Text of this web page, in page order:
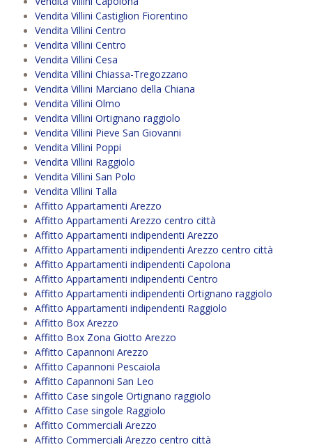
Vendita Villini Castiglion Fiorentino
Vendita Villini Centro
Vendita Villini Centro
Vendita Villini Cesa
Vendita Villini Chiassa-Tregozzano
Vendita Villini Marciano della Chiana
Vendita Villini Olmo
Vendita Villini Ortignano raggiolo
Vendita Villini Pieve San Giovanni
Vendita Villini Poppi
Vendita Villini Raggiolo
Vendita Villini San Polo
Vendita Villini Talla
Affitto Appartamenti Arezzo
Affitto Appartamenti Arezzo centro città
Affitto Appartamenti indipendenti Arezzo
Affitto Appartamenti indipendenti Arezzo centro città
Affitto Appartamenti indipendenti Capolona
Affitto Appartamenti indipendenti Centro
Affitto Appartamenti indipendenti Ortignano raggiolo
Affitto Appartamenti indipendenti Raggiolo
Affitto Box Arezzo
Affitto Box Zona Giotto Arezzo
Affitto Capannoni Arezzo
Affitto Capannoni Pescaiola
Affitto Capannoni San Leo
Affitto Case singole Ortignano raggiolo
Affitto Case singole Raggiolo
Affitto Commerciali Arezzo
Affitto Commerciali Arezzo centro città